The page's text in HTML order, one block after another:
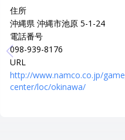
住所
沖縄県 沖縄市池原 5-1-24
電話番号
098-939-8176
URL
http://www.namco.co.jp/game_
center/loc/okinawa/